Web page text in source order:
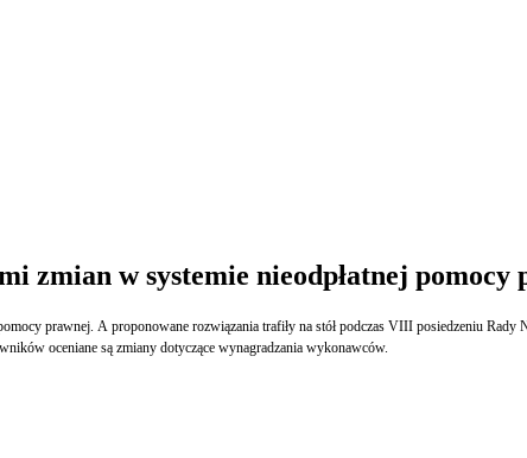
zmian w systemie nieodpłatnej pomocy
prawnej. A proponowane rozwiązania trafiły na stół podczas VIII posiedzeniu Rady
oceniane są zmiany dotyczące wynagradzania wykonawców.